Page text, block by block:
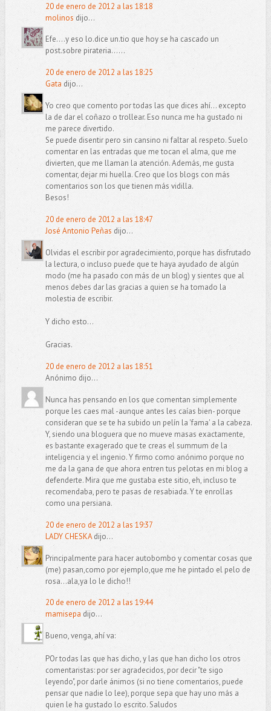
20 de enero de 2012 a las 18:18
molinos dijo...
Efe....y eso lo.dice un.tio que hoy se ha cascado un
post.sobre pirateria......
20 de enero de 2012 a las 18:25
Gata dijo...
Yo creo que comento por todas las que dices ahí... excepto
la de dar el coñazo o trollear. Eso nunca me ha gustado ni
me parece divertido.
Se puede disentir pero sin cansino ni faltar al respeto. Suelo
comentar en las entradas que me tocan el alma, que me
divierten, que me llaman la atención. Además, me gusta
comentar, dejar mi huella. Creo que los blogs con más
comentarios son los que tienen más vidilla.
Besos!
20 de enero de 2012 a las 18:47
José Antonio Peñas dijo...
Olvidas el escribir por agradecimiento, porque has disfrutado
la lectura, o incluso puede que te haya ayudado de algún
modo (me ha pasado con más de un blog) y sientes que al
menos debes dar las gracias a quien se ha tomado la
molestia de escribir.
Y dicho esto...
Gracias.
20 de enero de 2012 a las 18:51
Anónimo dijo...
Nunca has pensando en los que comentan simplemente
porque les caes mal -aunque antes les caías bien- porque
consideran que se te ha subido un pelín la 'fama' a la cabeza.
Y, siendo una bloguera que no mueve masas exactamente,
es bastante exagerado que te creas el summum de la
inteligencia y el ingenio. Y firmo como anónimo porque no
me da la gana de que ahora entren tus pelotas en mi blog a
defenderte. Mira que me gustaba este sitio, eh, incluso te
recomendaba, pero te pasas de resabiada. Y te enrollas
como una persiana.
20 de enero de 2012 a las 19:37
LADY CHESKAdijo...
Principalmente para hacer autobombo y comentar cosas que
(me) pasan,como por ejemplo,que me he pintado el pelo de
rosa...ala,ya lo le dicho!!
20 de enero de 2012 a las 19:44
mamisepa dijo...
Bueno, venga, ahí va:
POr todas las que has dicho, y las que han dicho los otros
comentaristas: por ser agradecidos, por decir "te sigo
leyendo", por darle ánimos (si no tiene comentarios, puede
pensar que nadie lo lee), porque sepa que hay uno más a
quien le ha gustado lo escrito. Saludos